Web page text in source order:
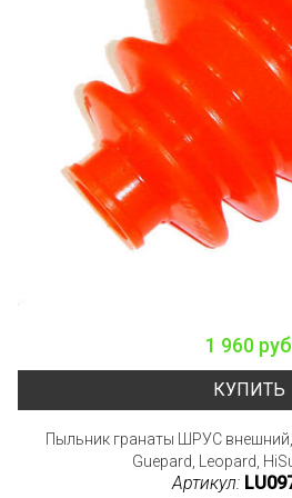
1 960 руб
КУПИТЬ
Пыльник гранаты ШРУС внешний,
Guepard, Leopard,
Артикул: